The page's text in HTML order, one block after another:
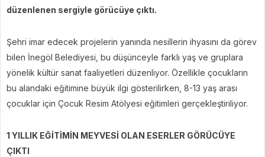
düzenlenen sergiyle görücüye çıktı.
Şehri imar edecek projelerin yanında nesillerin ihyasını da görev
bilen İnegöl Belediyesi, bu düşünceyle farklı yaş ve gruplara
yönelik kültür sanat faaliyetleri düzenliyor. Özellikle çocukların
bu alandaki eğitimine büyük ilgi gösterilirken, 8-13 yaş arası
çocuklar için Çocuk Resim Atölyesi eğitimleri gerçekleştiriliyor.
1 YILLIK EĞİTİMİN MEYVESİ OLAN ESERLER GÖRÜCÜYE
ÇIKTI